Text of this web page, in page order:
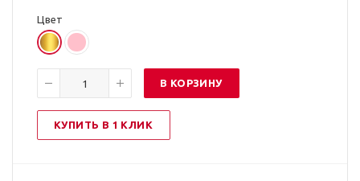
Цвет
В КОРЗИНУ
КУПИТЬ В 1 КЛИК